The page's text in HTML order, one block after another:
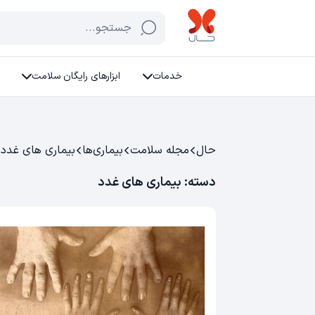
جستجو...
خدمات ابزارهای رایگان سلامت
حال مجله سلامت بیماری‌ها بیماری های غدد
دسته: بیماری های غدد